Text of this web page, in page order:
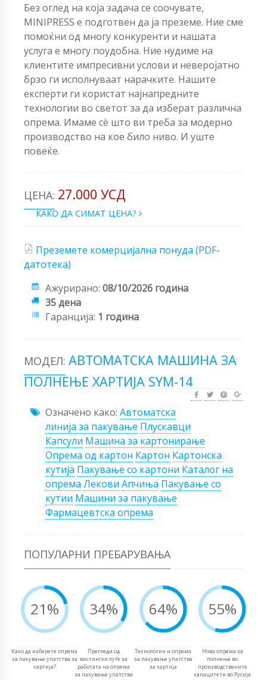
Без оглед на која задача се соочувате,
MINIPRESS е подготвен да ја преземе. Ние сме
помоќни од многу конкуренти и нашата
услуга е многу поудобна. Ние нудиме на
клиентите импресивни услови и неверојатно
брзо ги исполнуваат нарачките. Нашите
експерти ги користат најнапредните
технологии во светот за да изберат различна
опрема. Имаме сè што ви треба за модерно
производство на кое било ниво. И уште
повеќе.
ЦЕНА: 27.000 УСД
КАКО ДА СИМАТ ЦЕНА?
Преземете комерцијална понуда (PDF-
датотека)
Ажурирано: 08/10/2026 година
35 дена
Гаранција: 1 година
МОДЕЛ: АВТОМАТСКА МАШИНА ЗА
ПОЛНЕЊЕ ХАРТИЈА SYM-14
Означено како: Автоматска
линија за пакување Плускавци
Капсули Машина за картонирање
Опрема од картон Картон Картонска
кутија Пакување со картони Каталог на
опрема Лекови Апчиња Пакување со
кутии Машини за пакување
Фармацевтска опрема
ПОПУЛАРНИ ПРЕБАРУВАЊА
21%
Како да изберете опрема
за пакување упатства за
хартија?
34%
Прегледи од
вистински луѓе за
работата на опрема
за пакување упатства
64%
Технологии и опрема
за пакување упатства
за хартија
55%
Нова опрема за
полнење во
производствените
капацитети во Русија